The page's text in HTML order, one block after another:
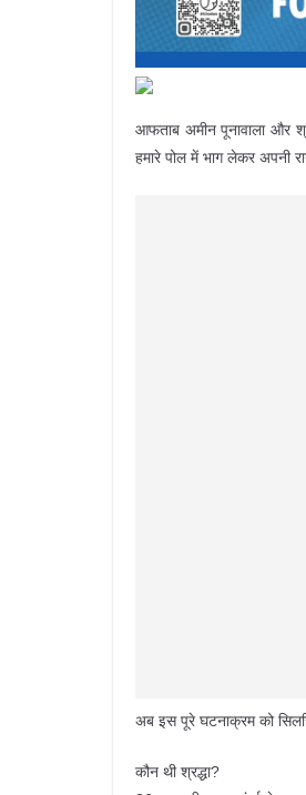
आफताब अमीन पूनावाला और
हमारे पोल में भाग लेकर अपनी
अब इस पूरे घटनाक्रम को
कौन थी श्रद्धा?